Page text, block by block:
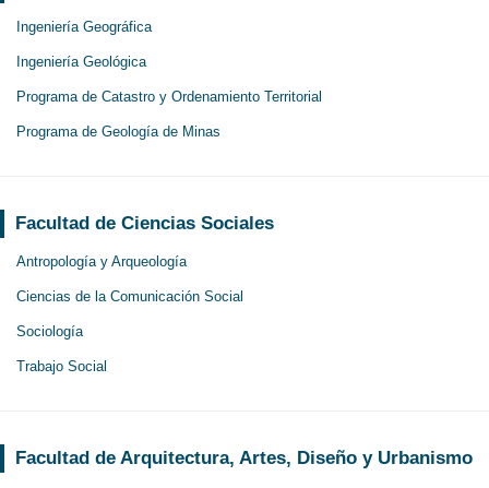
Ingeniería Geográfica
Ingeniería Geológica
Programa de Catastro y Ordenamiento Territorial
Programa de Geología de Minas
Facultad de Ciencias Sociales
Antropología y Arqueología
Ciencias de la Comunicación Social
Sociología
Trabajo Social
Facultad de Arquitectura, Artes, Diseño y Urbanismo